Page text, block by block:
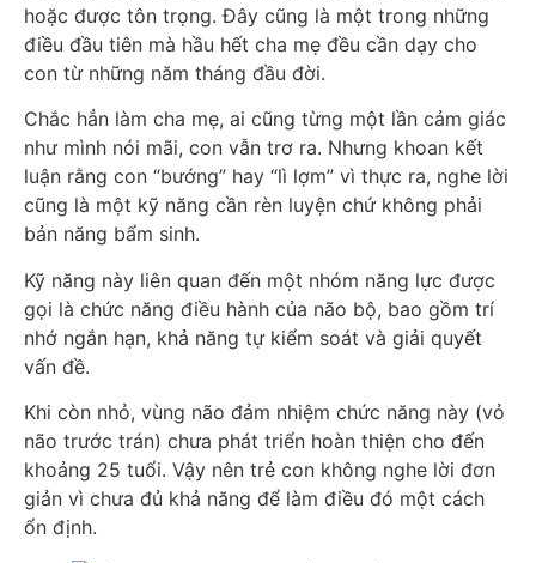
hoặc được tôn trọng. Đây cũng là một trong những
điều đầu tiên mà hầu hết cha mẹ đều cần dạy cho
con từ những năm tháng đầu đời.
Chắc hẳn làm cha mẹ, ai cũng từng một lần cảm giác
như mình nói mãi, con vẫn trơ ra. Nhưng khoan kết
luận rằng con “bướng” hay “lì lợm” vì thực ra, nghe lời
cũng là một kỹ năng cần rèn luyện chứ không phải
bản năng bẩm sinh.
Kỹ năng này liên quan đến một nhóm năng lực được
gọi là chức năng điều hành của não bộ, bao gồm trí
nhớ ngắn hạn, khả năng tự kiểm soát và giải quyết
vấn đề.
Khi còn nhỏ, vùng não đảm nhiệm chức năng này (vỏ
não trước trán) chưa phát triển hoàn thiện cho đến
khoảng 25 tuổi. Vậy nên trẻ con không nghe lời đơn
giản vì chưa đủ khả năng để làm điều đó một cách
ổn định.